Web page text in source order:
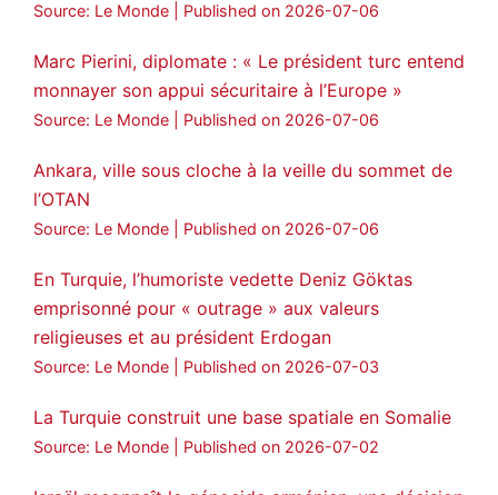
Source: Le Monde Published on 2026-07-06
Marc Pierini, diplomate : « Le président turc entend
monnayer son appui sécuritaire à l’Europe »
Source: Le Monde Published on 2026-07-06
Ankara, ville sous cloche à la veille du sommet de
l’OTAN
Source: Le Monde Published on 2026-07-06
En Turquie, l’humoriste vedette Deniz Göktas
emprisonné pour « outrage » aux valeurs
religieuses et au président Erdogan
Source: Le Monde Published on 2026-07-03
La Turquie construit une base spatiale en Somalie
Source: Le Monde Published on 2026-07-02